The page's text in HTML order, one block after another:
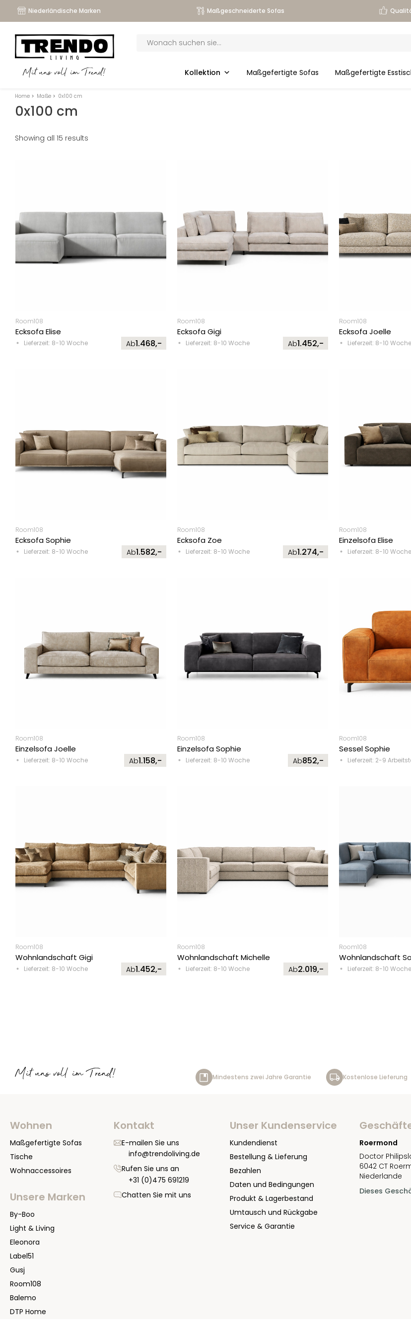
Niederländische Marken Maßgeschneiderte Sofas
Mit uns voll im Trend!
search
Kollektion Maßgefertigte Sofas Maßgefertigte
Home > Maße > 0x100 cm
0x100 cm
Showing all 15 results
Room108
Ecksofa Elise
Lieferzeit: 8-10 Woche Ab1.468,-
Room108
Ecksofa Gigi
Lieferzeit: 8-10 Woche Ab1.452,-
Room108
Ecksofa Joelle
Lieferzeit: 8-10 Woche
Room108
Ecksofa Sophie
Lieferzeit: 8-10 Woche Ab1.582,-
Room108
Ecksofa Zoe
Lieferzeit: 8-10 Woche Ab1.274,-
Room108
Einzelsofa Elise
Lieferzeit: 8-10 Woche
Room108
Einzelsofa Joelle
Lieferzeit: 8-10 Woche Ab1.158,-
Room108
Einzelsofa Sophie
Lieferzeit: 8-10 Woche Ab852,-
Room108
Sessel Sophie
Lieferzeit: 2-9
Room108
Wohnlandschaft Gigi
Lieferzeit: 8-10 Woche Ab1.452,-
Room108
Wohnlandschaft Michelle
Lieferzeit: 8-10 Woche Ab2.019,-
Room108
Wohnlandschaft
Lieferzeit: 8-10 Woche
Mit uns voll im Trend! Mindestens zwei Jahre Garantie Kostenlose Lieferung
Wohnen
Maßgefertigte Sofas
Tische
Wohnaccessoires
Unsere Marken
By-Boo
Light & Living
Eleonora
Label51
Gusj
Room108
Balemo
DTP Home
Kontakt
E-mailen Sie uns
info@trendoliving.de
Rufen Sie uns an
+31 (0)475 691219
Chatten Sie mit uns
Unser Kundenservice
Kundendienst
Bestellung & Lieferung
Bezahlen
Daten und Bedingungen
Produkt & Lagerbestand
Umtausch und Rückgabe
Service & Garantie
Roermond
Doctor
6042 CT
Niederlande
Dieses